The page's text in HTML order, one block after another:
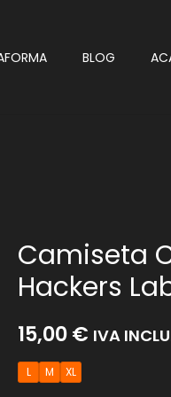
BLOG
Camiseta
Hackers
15,00€ IVA
L M XL